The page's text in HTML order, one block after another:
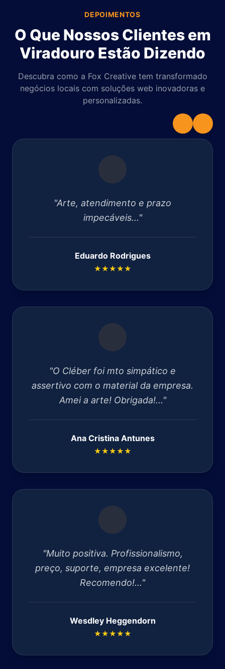
DEPOIMENTOS
O Que Nossos Clientes em
Viradouro Estão Dizendo
Descubra como a Fox Creative tem transformado
negócios locais com soluções web inovadoras e
personalizadas.
"Arte, atendimento e prazo
impecáveis..."
Eduardo Rodrigues
★★★★★
"O Cléber foi mto simpático e
assertivo com o material da empresa.
Amei a arte! Obrigada!..."
Ana Cristina Antunes
★★★★★
"Muito positiva. Profissionalismo,
preço, suporte, empresa excelente!
Recomendo!..."
Wesdley Heggendorn
★★★★★